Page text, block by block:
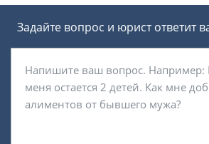
Задайте вопрос и юрист ответит